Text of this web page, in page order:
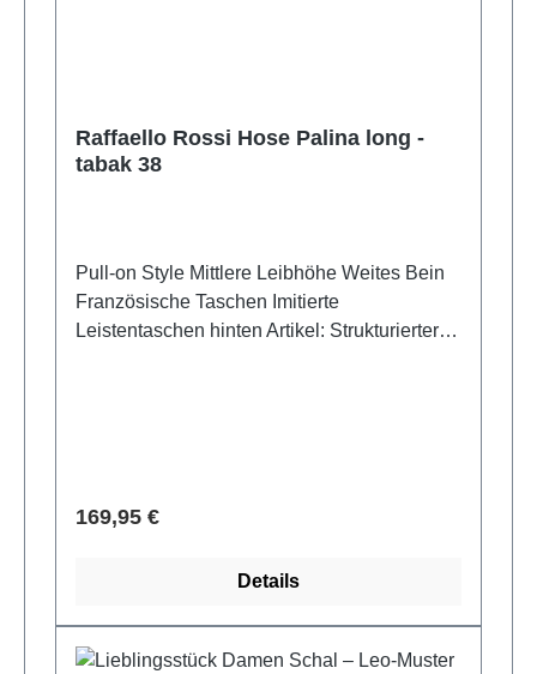
Raffaello Rossi Hose Palina long -
tabak 38
Pull-on Style Mittlere Leibhöhe Weites Bein
Französische Taschen Imitierte
Leistentaschen hinten Artikel: Strukturierter
Verkaufspreis:
169,95 €
Details